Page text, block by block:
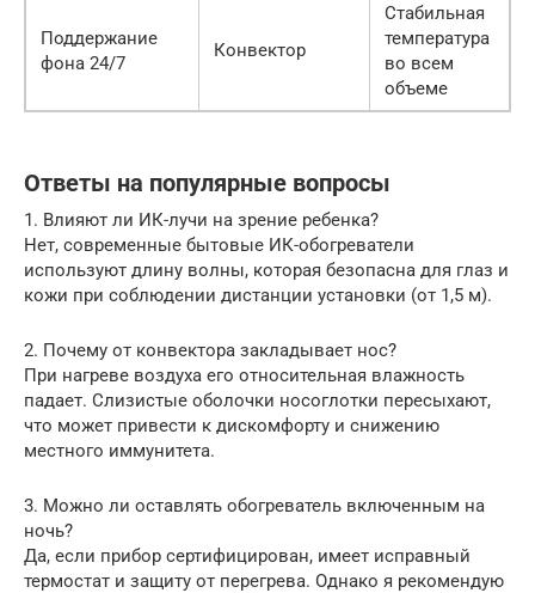
Поддержание
фона 24/7
Конвектор
Стабильная
температура
во всем
объеме
Ответы на популярные вопросы
1. Влияют ли ИК-лучи на зрение ребенка?
Нет, современные бытовые ИК-обогреватели
используют длину волны, которая безопасна для глаз и
кожи при соблюдении дистанции установки (от 1,5 м).
2. Почему от конвектора закладывает нос?
При нагреве воздуха его относительная влажность
падает. Слизистые оболочки носоглотки пересыхают,
что может привести к дискомфорту и снижению
местного иммунитета.
3. Можно ли оставлять обогреватель включенным на
ночь?
Да, если прибор сертифицирован, имеет исправный
термостат и защиту от перегрева. Однако я рекомендую